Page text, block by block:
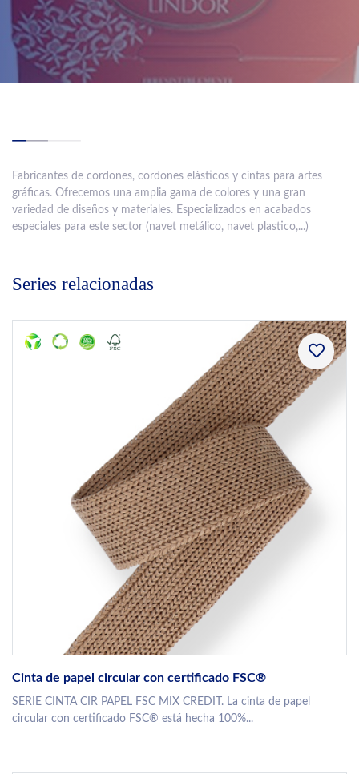
Fabricantes de cordones, cordones elásticos y cintas para artes
gráficas. Ofrecemos una amplia gama de colores y una gran
variedad de diseños y materiales. Especializados en acabados
especiales para este sector (navet metálico, navet plastico,...)
Series relacionadas
Cinta de papel circular con certificado FSC®
SERIE CINTA CIR PAPEL FSC MIX CREDIT. La cinta de papel
circular con certificado FSC® está hecha 100%...